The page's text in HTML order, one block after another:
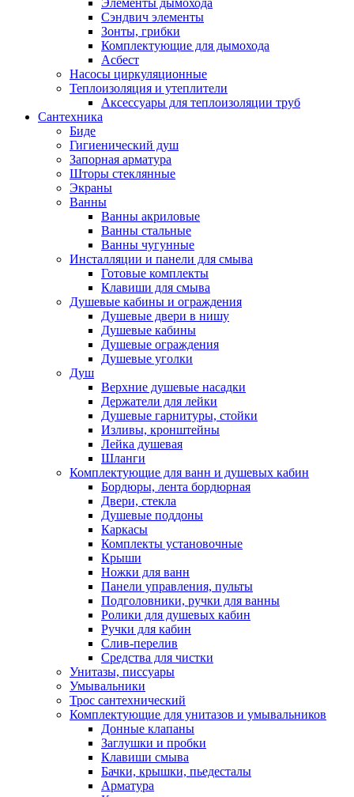
Сэндвич элементы
Зонты, грибки
Комплектующие для дымохода
Асбест
Насосы циркуляционные
Теплоизоляция и утеплители
Аксессуары для теплоизоляции труб
Сантехника
Биде
Гигиенический душ
Запорная арматура
Шторы стеклянные
Экраны
Ванны
Ванны акриловые
Ванны стальные
Ванны чугунные
Инсталляции и панели для смыва
Готовые комплекты
Клавиши для смыва
Душевые кабины и ограждения
Душевые двери в нишу
Душевые кабины
Душевые ограждения
Душевые уголки
Душ
Верхние душевые насадки
Держатели для лейки
Душевые гарнитуры, стойки
Изливы, кронштейны
Лейка душевая
Шланги
Комплектующие для ванн и душевых кабин
Бордюры, лента бордюрная
Двери, стекла
Душевые поддоны
Каркасы
Комплекты установочные
Крыши
Ножки для ванн
Панели управления, пульты
Подголовники, ручки для ванны
Ролики для душевых кабин
Ручки для кабин
Слив-перелив
Средства для чистки
Унитазы, писсуары
Умывальники
Трос сантехнический
Комплектующие для унитазов и умывальников
Донные клапаны
Заглушки и пробки
Клавиши смыва
Бачки, крышки, пьедесталы
Арматура